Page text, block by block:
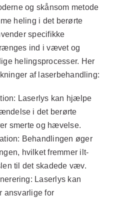
og skånsom metode
heling i det berørte
specifikke
ind i vævet og
helingsprocesser. Her
af laserbehandling:
Laserlys kan hjælpe
i det berørte
smerte og hævelse.
Behandlingen øger
hvilket fremmer ilt-
til det skadede væv.
Laserlys kan
ansvarlige for